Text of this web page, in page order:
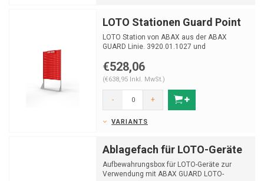
LOTO Stationen Guard Point
LOTO Station von ABAX aus der ABAX
GUARD Linie. 3920.01.1027 und
€528,06
(€638,95 Inkl. MwSt.)
- +
VARIANTS
Ablagefach für LOTO-Geräte
Aufbewahrungsbox für LOTO-Geräte zur
Verwendung mit ABAX GUARD LOTO-